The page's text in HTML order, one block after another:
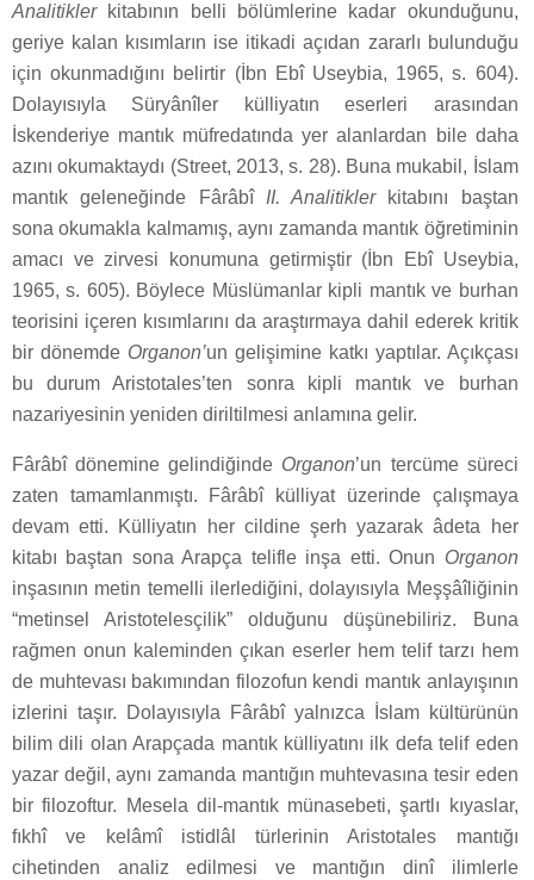
Analitiklerkitabının belli bölümlerine kadar okunduğunu,
geriye kalan kısımların ise itikadi açıdan zararlı bulunduğu
için okunmadığını belirtir (İbn Ebî Useybia, 1965, s. 604).
Dolayısıyla Süryânîler külliyatın eserleri arasından
İskenderiye mantık müfredatında yer alanlardan bile daha
azını okumaktaydı (Street, 2013, s. 28). Buna mukabil, İslam
mantık geleneğinde Fârâbî II. Analitiklerkitabını baştan
sona okumakla kalmamış, aynı zamanda mantık öğretiminin
amacı ve zirvesi konumuna getirmiştir (İbn Ebî Useybia,
1965, s. 605). Böylece Müslümanlar kipli mantık ve burhan
teorisini içeren kısımlarını da araştırmaya dahil ederek kritik
bir dönemde Organon’un gelişimine katkı yaptılar. Açıkçası
bu durum Aristotales’ten sonra kipli mantık ve burhan
nazariyesinin yeniden diriltilmesi anlamına gelir.
Fârâbî dönemine gelindiğinde Organon’un tercüme süreci
zaten tamamlanmıştı. Fârâbî külliyat üzerinde çalışmaya
devam etti. Külliyatın her cildine şerh yazarak âdeta her
kitabı baştan sona Arapça telifle inşa etti. Onun Organon
inşasının metin temelli ilerlediğini, dolayısıyla Meşşâîliğinin
“metinsel Aristotelesçilik” olduğunu düşünebiliriz. Buna
rağmen onun kaleminden çıkan eserler hem telif tarzı hem
de muhtevası bakımından filozofun kendi mantık anlayışının
izlerini taşır. Dolayısıyla Fârâbî yalnızca İslam kültürünün
bilim dili olan Arapçada mantık külliyatını ilk defa telif eden
yazar değil, aynı zamanda mantığın muhtevasına tesir eden
bir filozoftur. Mesela dil-mantık münasebeti, şartlı kıyaslar,
fıkhî ve kelâmî istidlâl türlerinin Aristotales mantığı
cihetinden analiz edilmesi ve mantığın dinî ilimlerle